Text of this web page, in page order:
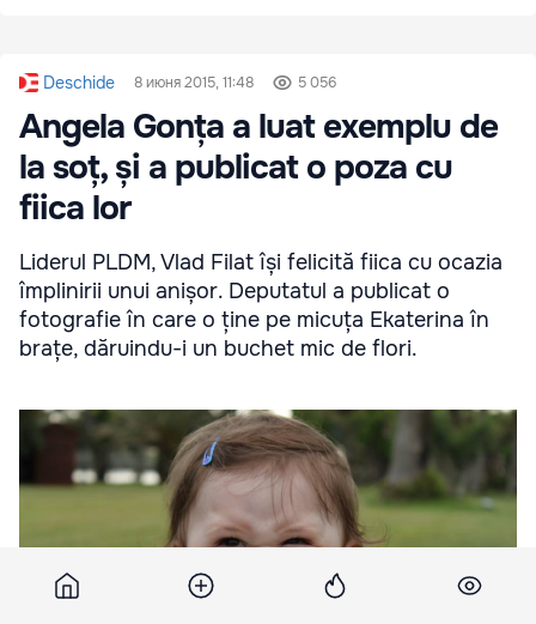
Deschide 8 июня 2015, 11:48 5 056
Angela Gonța a luat exemplu de
la soț, și a publicat o poza cu
fiica lor
Liderul PLDM, Vlad Filat își felicită fiica cu ocazia
împlinirii unui anișor. Deputatul a publicat o
fotografie în care o ține pe micuța Ekaterina în
brațe, dăruindu-i un buchet mic de flori.